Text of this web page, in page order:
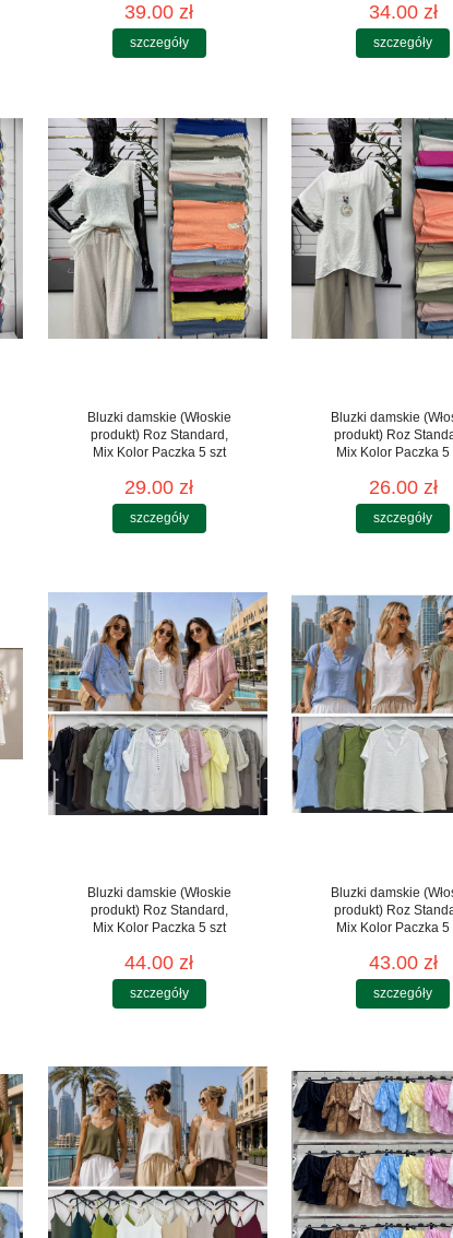
39.00 zł
szczegóły
34.00 zł
szczegóły
Bluzki damskie (Włoskie
produkt) Roz Standard,
Mix Kolor Paczka 5 szt
29.00 zł
szczegóły
Bluzki damskie
produkt) Roz
Mix Kolor Paczka 5
26.00 zł
szczegóły
Bluzki damskie (Włoskie
produkt) Roz Standard,
Mix Kolor Paczka 5 szt
44.00 zł
szczegóły
Bluzki damskie
produkt) Roz
Mix Kolor Paczka 5
43.00 zł
szczegóły